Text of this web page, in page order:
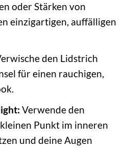
oder Stärken von
einzigartigen, auffälligen
den Lidstrich
für einen rauchigen,
Verwende den
Punkt im inneren
und deine Augen